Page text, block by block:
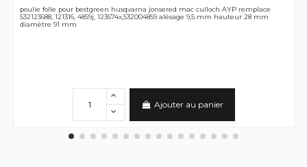
poulie folle pour bestgreen husqvarna jonsered mac culloch AYP remplace
532123688, 121316, 4859j, 123674x,532004859 alésage 9,5 mm hauteur 28 mm
diamètre 91 mm
Ajouter au panier